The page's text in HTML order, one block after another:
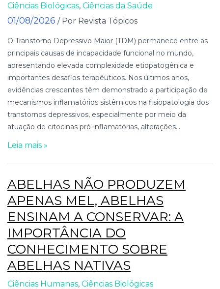
Ciências Biológicas, Ciências da Saúde
01/08/2026 / Por Revista Tópicos
O Transtorno Depressivo Maior (TDM) permanece entre as
principais causas de incapacidade funcional no mundo,
apresentando elevada complexidade etiopatogênica e
importantes desafios terapêuticos. Nos últimos anos,
evidências crescentes têm demonstrado a participação de
mecanismos inflamatórios sistêmicos na fisiopatologia dos
transtornos depressivos, especialmente por meio da
atuação de citocinas pró-inflamatórias, alterações...
Leia mais »
ABELHAS NÃO PRODUZEM
APENAS MEL, ABELHAS
ENSINAM A CONSERVAR: A
IMPORTÂNCIA DO
CONHECIMENTO SOBRE
ABELHAS NATIVAS
Ciências Humanas, Ciências Biológicas